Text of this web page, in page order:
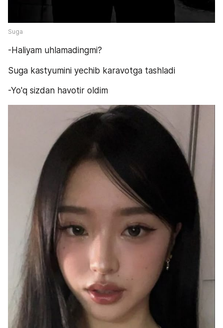
Suga
-Haliyam uhlamadingmi?
Suga kastyumini yechib karavotga tashladi
-Yo'q sizdan havotir oldim